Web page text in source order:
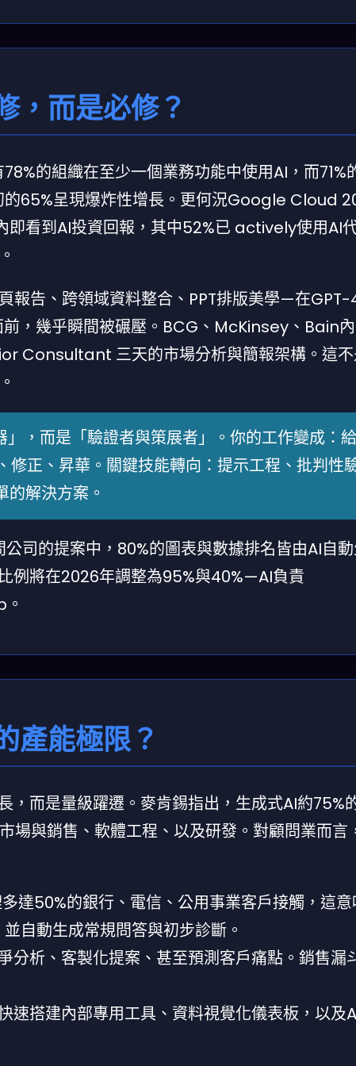
，而是必修？
的組織在至少一個業務功能中使用AI，而71%
65%呈現爆炸性增長。更何況Google Cloud
即看到AI投資回報，其中52%已 actively使用AI
報告、跨領域資料整合、PPT排版美學—在GPT-
，幾乎瞬間被碾壓。BCG、McKinsey、Bain
Consultant 三天的市場分析與簡報架構。這不
，而是「驗證者與策展者」。你的工作變成：
正、昇華。關鍵技能轉向：提示工程、批判性
解決方案。
司的提案中，80%的圖表與數據排名皆由AI自
例將在2026年調整為95%與40%—AI負責
產能極限？
，而是量級躍遷。麥肯錫指出，生成式AI約75%
場與銷售、軟體工程、以及研發。對顧問業而言
達50%的銀行、電信、公用事業客戶接觸，這意
自動生成常規問答與初步診斷。
分析、客製化提案、甚至預測客戶痛點。銷售
速搭建內部專用工具、資料視覺化儀表板，以及